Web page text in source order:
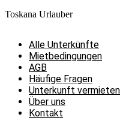
Toskana Urlauber
Alle Unterkünfte
Mietbedingungen
AGB
Häufige Fragen
Unterkunft vermieten
Über uns
Kontakt